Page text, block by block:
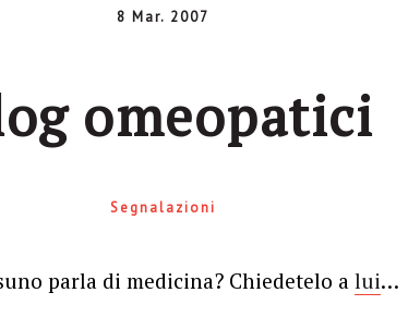
8 Mar. 2007
omeopatici
Segnalazioni
parla di medicina? Chiedetelo alui…